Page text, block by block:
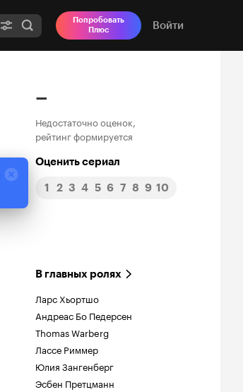
Попробовать
Плюс
Войти
–
Недостаточно оценок,
рейтинг формируется
Оценить сериал
1 2 3 4 5 6 7 8 9 10
В главных ролях
Ларс Хьортшо
Андреас Бо Педерсен
Thomas Warberg
Лассе Риммер
Юлия Зангенберг
Эсбен Претцманн